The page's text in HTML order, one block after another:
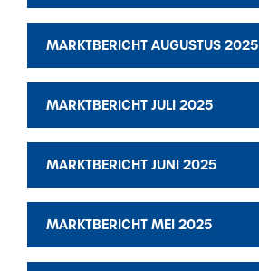
MARKTBERICHT AUGUSTUS 2025
MARKTBERICHT JULI 2025
MARKTBERICHT JUNI 2025
MARKTBERICHT MEI 2025